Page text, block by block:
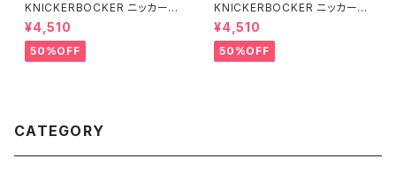
KNICKERBOCKER ニッカーボ
ッカー MILK ハンプトン Tシャ
ツ
¥4,510
50%OFF
KNICKERBOCKER ニッカーボ
ッカー GREEN ハンプトン Tシ
ャツ
¥4,510
50%OFF
CATEGORY